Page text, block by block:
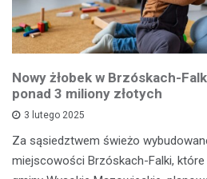
Nowy żłobek w Brzóskach-
ponad 3 miliony złotych
3 lutego 2025
Za sąsiedztwem świeżo
miejscowości Brzóskach-Falki,